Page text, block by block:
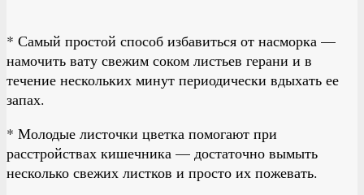
* Самый простой способ избавиться от насморка —
намочить вату свежим соком листьев герани и в
течение нескольких минут периодически вдыхать ее
запах.
* Молодые листочки цветка помогают при
расстройствах кишечника — достаточно вымыть
несколько свежих листков и просто их пожевать.